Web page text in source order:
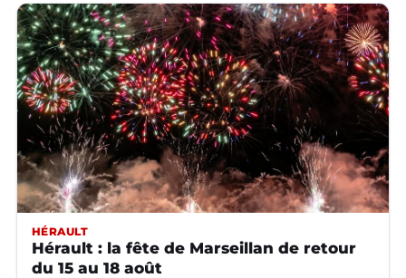
HÉRAULT
Hérault : la fête de Marseillan de retour
du 15 au 18 août